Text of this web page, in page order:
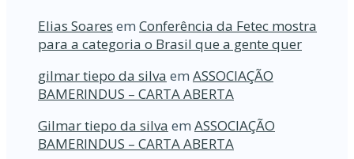
Elias Soares em Conferência da Fetec mostra
para a categoria o Brasil que a gente quer
gilmar tiepo da silva em ASSOCIAÇÃO
BAMERINDUS – CARTA ABERTA
Gilmar tiepo da silva em ASSOCIAÇÃO
BAMERINDUS – CARTA ABERTA